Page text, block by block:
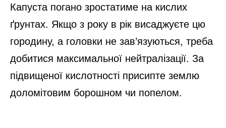
Капуста погано зростатиме на кислих
ґрунтах. Якщо з року в рік висаджуєте цю
городину, а головки не зав’язуються, треба
добитися максимальної нейтралізації. За
підвищеної кислотності присипте землю
доломітовим борошном чи попелом.